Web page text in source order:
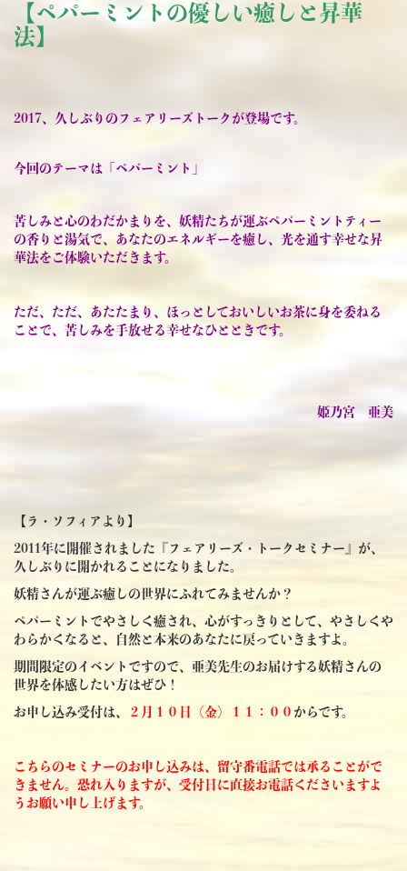
【ペパーミントの優しい癒しと昇華
法】
2017、久しぶりのフェアリーズトークが登場です。
今回のテーマは「ペパーミント」
苦しみと心のわだかまりを、妖精たちが運ぶペパーミントティー
の香りと湯気で、あなたのエネルギーを癒し、光を通す幸せな昇
華法をご体験いただきます。
ただ、ただ、あたたまり、ほっとしておいしいお茶に身を委ねる
ことで、苦しみを手放せる幸せなひとときです。
姫乃宮 亜美
【ラ・ソフィアより】
2011年に開催されました『フェアリーズ・トークセミナー』が、
久しぶりに開かれることになりました。
妖精さんが運ぶ癒しの世界にふれてみませんか？
ペパーミントでやさしく癒され、心がすっきりとして、やさしくや
わらかくなると、自然と本来のあなたに戻っていきますよ。
期間限定のイベントですので、亜美先生のお届けする妖精さんの
世界を体感したい方はぜひ！
お申し込み受付は、 ２月１０日（金）１１：００ からです。
こちらのセミナーのお申し込みは、留守番電話では承ることがで
きません。恐れ入りますが、受付日に直接お電話くださいますよ
うお願い申し上げます。